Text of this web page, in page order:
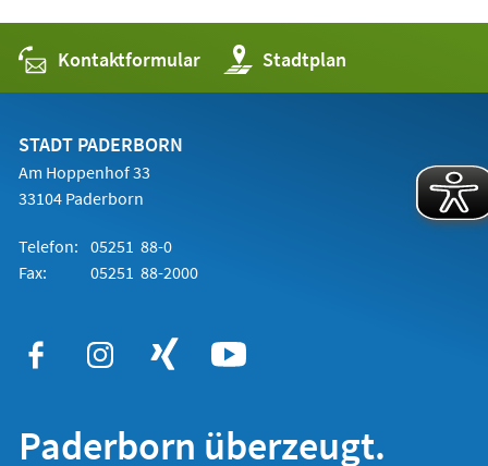
Kontaktformular Stadtplan
(Öffnet
in
einem
STADT PADERBORN
Am Hoppenhof 33
33104 Paderborn
Telefon: 05251 88-0
Fax:
05251 88-2000
Paderborn überzeugt.